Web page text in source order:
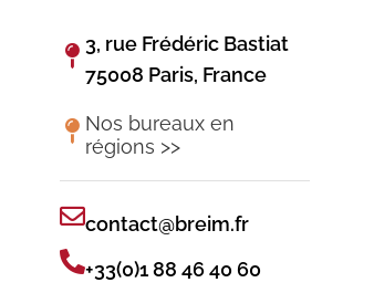
3, rue Frédéric Bastiat
75008 Paris, France
Nos bureaux en
régions >>
contact@breim.fr
+33(0)1 88 46 40 60